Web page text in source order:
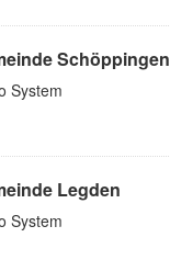
Schöppingen
System
Legden
System